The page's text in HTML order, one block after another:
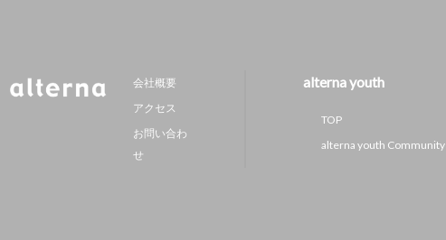
会社概要
アクセス
お問い合わ
せ
alterna youth
TOP
alterna youth Community